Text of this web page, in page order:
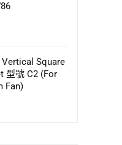
Square
型號 C2 (For
Fan)